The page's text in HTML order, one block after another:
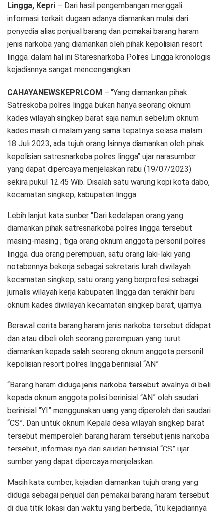
Lingga, Kepri – Dari hasil pengembangan menggali
informasi terkait dugaan adanya diamankan mulai dari
penyedia alias penjual barang dan pemakai barang haram
jenis narkoba yang diamankan oleh pihak kepolisian resort
lingga, dalam hal ini Staresnarkoba Polres Lingga kronologis
kejadiannya sangat mencengangkan.
CAHAYANEWSKEPRI.COM – “Yang diamankan pihak
Satreskoba polres lingga bukan hanya seorang oknum
kades wilayah singkep barat saja namun sebelum oknum
kades masih di malam yang sama tepatnya selasa malam
18 Juli 2023, ada tujuh orang lainnya diamankan oleh pihak
kepolisian satresnarkoba polres lingga” ujar narasumber
yang dapat dipercaya menjelaskan rabu (19/07/2023)
sekira pukul 12.45 Wib. Disalah satu warung kopi kota dabo,
kecamatan singkep, kabupaten lingga.
Lebih lanjut kata sunber “Dari kedelapan orang yang
diamankan pihak satresnarkoba polres lingga tersebut
masing-masing ; tiga orang oknum anggota personil polres
lingga, dua orang perempuan, satu orang laki-laki yang
notabennya bekerja sebagai sekretaris lurah diwilayah
kecamatan singkep, satu orang yang berprofesi sebagai
jurnalis wilayah kerja kabupaten lingga dan terakhir baru
oknum kades diwilayah kecamatan singkep barat, ujarnya.
Berawal cerita barang haram jenis narkoba tersebut didapat
dan atau dibeli oleh seorang perempuan yang turut
diamankan kepada salah seorang oknum anggota personil
kepolisian resort polres lingga berinisial “AN”
“Barang haram diduga jenis narkoba tersebut awalnya di beli
kepada oknum anggota polisi berinisial “AN” oleh saudari
berinisial “YI” menggunakan uang yang diperoleh dari saudari
“CS”. Dan untuk oknum Kepala desa wilayah singkep barat
tersebut memperoleh barang haram tersebut jenis narkoba
tersebut, informasi nya dari saudari berinisial “CS” ujar
sumber yang dapat dipercaya menjelaskan.
Masih kata sumber, kejadian diamankan tujuh orang yang
diduga sebagai penjual dan pemakai barang haram tersebut
di dua titik lokasi dan waktu yang berbeda, “itu kejadiannya